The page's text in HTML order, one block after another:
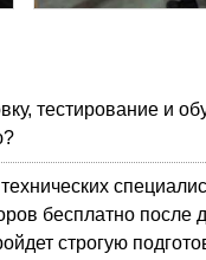
тестирование и
бесплатно после
строгую